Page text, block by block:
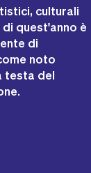
culturali
quest'anno è
di
noto
testa del